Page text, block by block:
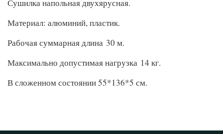
Сушилка напольная двухярусная.
Материал: алюминий, пластик.
Рабочая суммарная длина 30 м.
Максимально допустимая нагрузка 14 кг.
В сложенном состоянии 55*136*5 см.